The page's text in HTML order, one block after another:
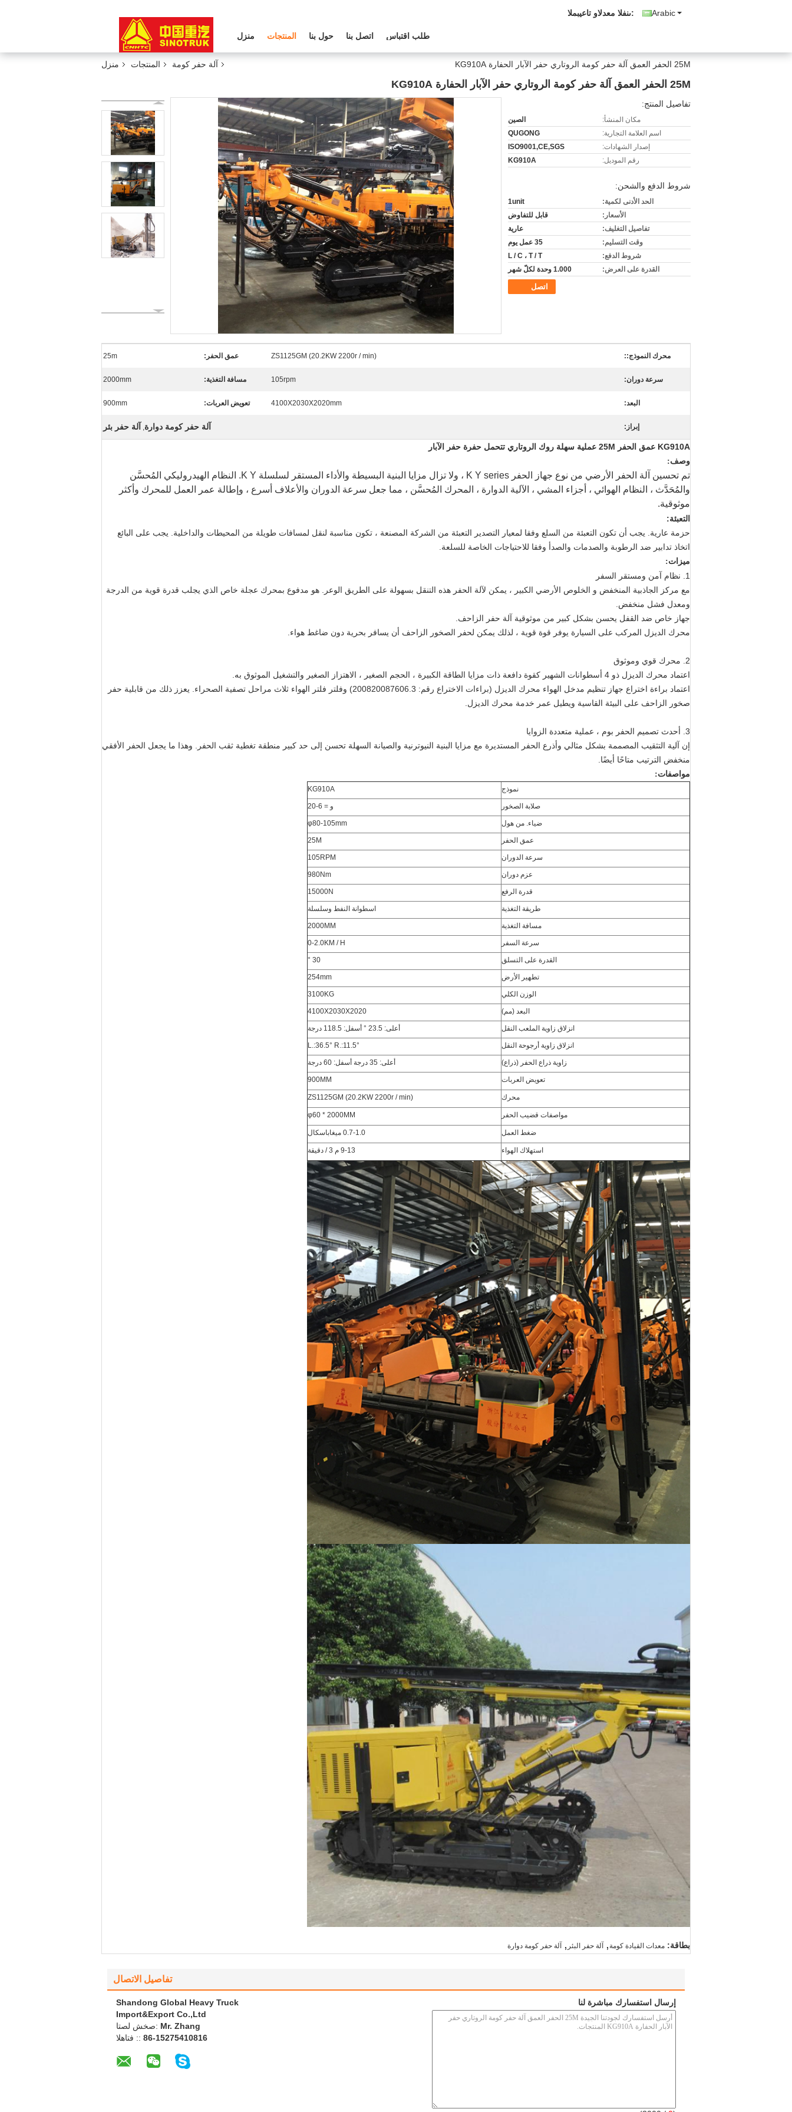
Arabic المبيعات والدعم الفنى:
منزل المنتجات حول بنا اتصل بنا طلب اقتباس
منزل المنتجات آلة حفر كومة 25M الحفر العمق آلة حفر كومة الروتاري حفر الآبار الحفارة KG910A
25M الحفر العمق آلة حفر كومة الروتاري حفر الآبار الحفارة KG910A
تفاصيل المنتج:
مكان المنشأ:
الصين
اسم العلامة التجارية:
QUGONG
إصدار الشهادات:
ISO9001,CE,SGS
رقم الموديل:
KG910A
شروط الدفع والشحن:
الحد الأدنى لكمية:
1unit
الأسعار:
قابل للتفاوض
تفاصيل التغليف:
عارية
وقت التسليم:
35 عمل يوم
شروط الدفع:
L / C ، T / T
القدرة على العرض:
1.000 وحدة لكلّ شهر
اتصل
محرك النموذج:: ZS1125GM (20.2KW 2200r / min) عمق الحفر: 25m
سرعة دوران: 105rpm مسافة التغذية: 2000mm
البعد: 4100X2030X2020mm تعويض العربات: 900mm
إبراز: آلة حفر كومة دوارة, آلة حفر بئر
KG910A عمق الحفر 25M عملية سهلة روك الروتاري تتحمل حفرة حفر الآبار
وصف:
تم تحسين آلة الحفر الأرضي من نوع جهاز الحفر K Y series ، ولا تزال مزايا البنية البسيطة والأداء المستقر لسلسلة K Y.
النظام الهيدروليكي المُحسَّن
والمُحَدَّث ، النظام الهوائي ، أجزاء المشي ، الآلية الدوارة ، المحرك المُحسَّن ، مما جعل سرعة الدوران والأعلاف أسرع ، وإطالة عمر العمل للمحرك وأكثر
موثوقية.
التعبئة:
حزمة عارية. يجب أن تكون التعبئة من السلع وفقا لمعيار التصدير التعبئة من الشركة المصنعة ، تكون مناسبة لنقل لمسافات طويلة من المحيطات والداخلية. يجب على البائع
اتخاذ تدابير ضد الرطوبة والصدمات والصدأ وفقا للاحتياجات الخاصة للسلعة.
ميزات:
1. نظام آمن ومستقر السفر
مع مركز الجاذبية المنخفض و الخلوص الأرضي الكبير ، يمكن لآلة الحفر هذه التنقل بسهولة على الطريق الوعر.
هو مدفوع بمحرك عجلة خاص الذي يجلب قدرة قوية من الدرجة
ومعدل فشل منخفض.
جهاز خاص ضد القفل يحسن بشكل كبير من موثوقية آلة حفر الزاحف.
محرك الديزل المركب على السيارة يوفر قوة قوية ، لذلك يمكن لحفر الصخور الزاحف أن يسافر بحرية دون ضاغط هواء.
2. محرك قوي وموثوق
اعتماد محرك الديزل ذو 4 أسطوانات الشهير كقوة دافعة ذات مزايا الطاقة الكبيرة ، الحجم الصغير ، الاهتزاز الصغير والتشغيل الموثوق به.
اعتماد براءة اختراع جهاز تنظيم مدخل الهواء محرك الديزل (براءات الاختراع رقم: 200820087606.3) وفلتر فلتر الهواء ثلاث مراحل تصفية الصحراء.
يعزز ذلك من قابلية حفر
صخور الزاحف على البيئة القاسية ويطيل عمر خدمة محرك الديزل.
3. أحدث تصميم الحفر بوم ، عملية متعددة الزوايا
إن آلية التثقيب المصممة بشكل مثالي وأذرع الحفر المستديرة مع مزايا البنية النيوترنية والصيانة السهلة تحسن إلى حد كبير منطقة تغطية ثقب الحفر.
وهذا ما يجعل الحفر الأفقي
منخفض الترتيب متاحًا أيضًا.
مواصفات:
نموذج KG910A
صلابة الصخور و = 6-20
ضياء. من هول φ80-105mm
عمق الحفر 25M
سرعة الدوران 105RPM
عزم دوران 980Nm
قدرة الرفع 15000N
طريقة التغذية اسطوانة النفط وسلسلة
مسافة التغذية 2000MM
سرعة السفر 0-2.0KM / H
القدرة على التسلق 30 °
تطهير الأرض 254mm
الوزن الكلي 3100KG
البعد (مم) 4100X2030X2020
انزلاق زاوية الملعب النقل أعلى: 23.5 ° أسفل: 118.5 درجة
انزلاق زاوية أرجوحة النقل L.:36.5° R.:11.5°
زاوية ذراع الحفر (ذراع) أعلى: 35 درجة أسفل: 60 درجة
تعويض العربات 900MM
محرك ZS1125GM (20.2KW 2200r / min)
مواصفات قضيب الحفر φ60 * 2000MM
ضغط العمل 0.7-1.0 ميغاباسكال
استهلاك الهواء 9-13 م 3 / دقيقة
بطاقة: معدات القيادة كومة , آلة حفر البئر , آلة حفر كومة دوارة
تفاصيل الاتصال
Shandong Global Heavy Truck
Import&Export Co.,Ltd
اتصل شخص: Mr. Zhang
الهاتف :: 86-15275410816
إرسال استفسارك مباشرة لنا